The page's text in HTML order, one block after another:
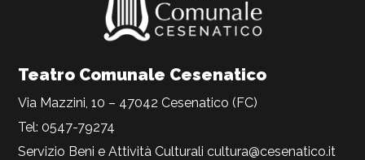
Teatro Comunale Cesenatico
Via Mazzini, 10 – 47042 Cesenatico (FC)
Tel: 0547-79274
Servizio Beni e Attività Culturalicultura@cesenatico.it